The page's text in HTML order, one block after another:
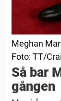
Meghan
Foto: TT/
Så bar
gången